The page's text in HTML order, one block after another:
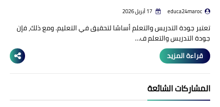
educa24maroc
تعتبر جودة التدريس والتعلم أساسًا لتحقيق في التعليم. ومع ذلك، فإن
جودة التدريس والتعلم ف…
قراءة المزيد
المشاركات الشائعة